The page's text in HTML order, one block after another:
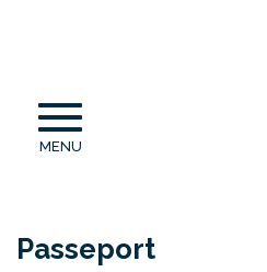
MENU
Passeport